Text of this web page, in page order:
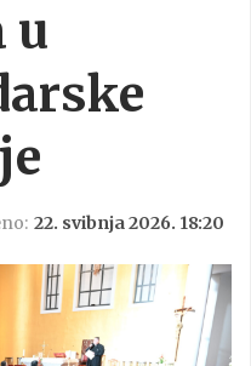
u
22. svibnja 2026. 18:20